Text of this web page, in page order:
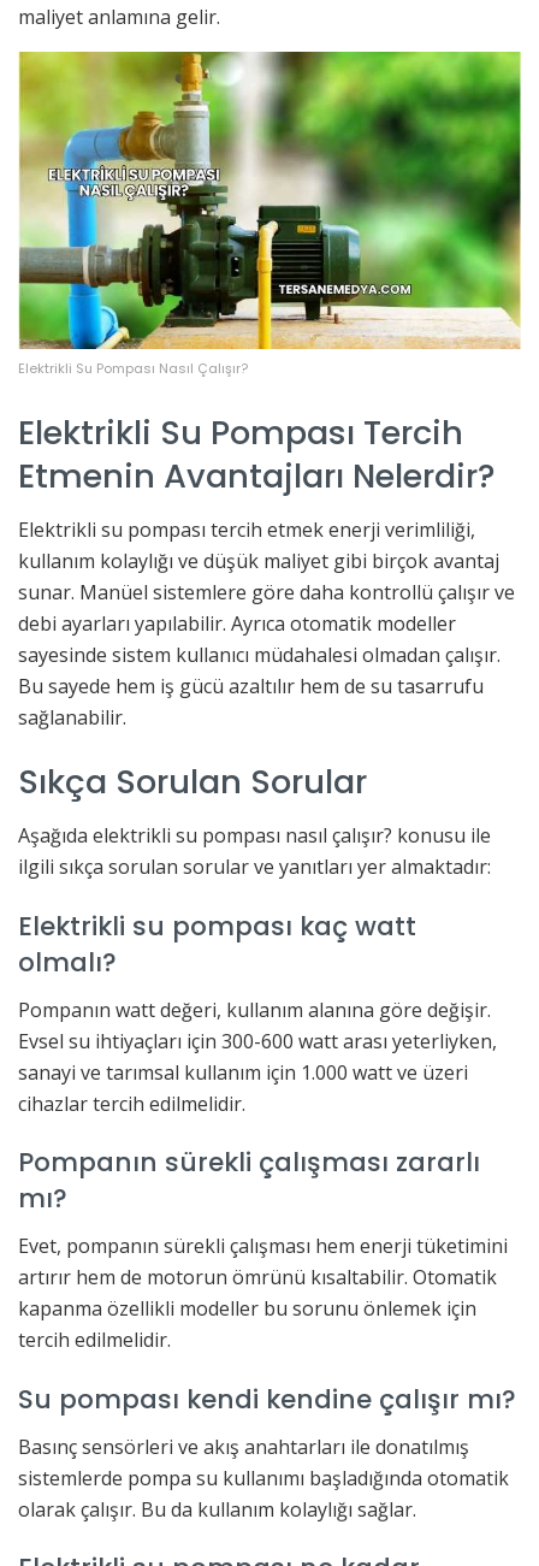
maliyet anlamına gelir.
Elektrikli Su Pompası Nasıl Çalışır?
Elektrikli Su Pompası Tercih
Etmenin Avantajları Nelerdir?
Elektrikli su pompası tercih etmek enerji verimliliği,
kullanım kolaylığı ve düşük maliyet gibi birçok avantaj
sunar. Manüel sistemlere göre daha kontrollü çalışır ve
debi ayarları yapılabilir. Ayrıca otomatik modeller
sayesinde sistem kullanıcı müdahalesi olmadan çalışır.
Bu sayede hem iş gücü azaltılır hem de su tasarrufu
sağlanabilir.
Sıkça Sorulan Sorular
Aşağıda elektrikli su pompası nasıl çalışır? konusu ile
ilgili sıkça sorulan sorular ve yanıtları yer almaktadır:
Elektrikli su pompası kaç watt
olmalı?
Pompanın watt değeri, kullanım alanına göre değişir.
Evsel su ihtiyaçları için 300-600 watt arası yeterliyken,
sanayi ve tarımsal kullanım için 1.000 watt ve üzeri
cihazlar tercih edilmelidir.
Pompanın sürekli çalışması zararlı
mı?
Evet, pompanın sürekli çalışması hem enerji tüketimini
artırır hem de motorun ömrünü kısaltabilir. Otomatik
kapanma özellikli modeller bu sorunu önlemek için
tercih edilmelidir.
Su pompası kendi kendine çalışır mı?
Basınç sensörleri ve akış anahtarları ile donatılmış
sistemlerde pompa su kullanımı başladığında otomatik
olarak çalışır. Bu da kullanım kolaylığı sağlar.